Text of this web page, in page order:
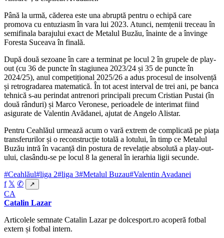
Până la urmă, căderea este una abruptă pentru o echipă care
promova cu entuziasm în vara lui 2023. Atunci, nemțenii treceau în
semifinala barajului exact de Metalul Buzău, înainte de a învinge
Foresta Suceava în finală.
După două sezoane în care a terminat pe locul 2 în grupele de play-
out (cu 36 de puncte în stagiunea 2023/24 și 35 de puncte în
2024/25), anul competițional 2025/26 a adus procesul de insolvență
și retrogradarea matematică. În tot acest interval de trei ani, pe banca
tehnică s-au perindat antrenori principali precum Cristian Pustai (în
două rânduri) și Marco Veronese, perioadele de interimat fiind
asigurate de Valentin Avădanei, ajutat de Angelo Alistar.
Pentru Ceahlăul urmează acum o vară extrem de complicată pe piața
transferurilor și o reconstrucție totală a lotului, în timp ce Metalul
Buzău intră în vacanță din postura de revelație absolută a play-out-
ului, clasându-se pe locul 8 la general în ierarhia ligii secunde.
#Ceahlăul#liga 2#liga 3#Metalul Buzau#Valentin Avadanei
f 𝕏 ✆ ↗
CA
Catalin Lazar
Articolele semnate Catalin Lazar pe dolcesport.ro acoperă fotbal
extern și fotbal intern.